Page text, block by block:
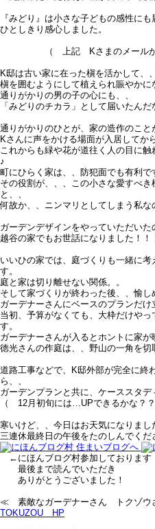
『みどり』は小さな子どもの感性にも
ひとしきり感心しました。
（ 上記 Kさまのメールから
K邸は古い家に在った槇を活かして、
槇を囲むようにして植えられ賑やかに
通りがかりの男の子の心にも、、
「みどりのチカラ」として届いたん
通りがかりのひとが、家の造作のこと
Kさんに声をかける場面が入居してか
これからも緑や花が道往く人の目に
♪
町にひらく家は、、防犯面でも有利で
その役割が、、、この小さな愛すべ
と、、
何故か、、ニンマリとしてしまう私な
ガーデンデザインをやっていただいた
越谷の家でもお世話になりました！！
いいひの家では、庭づくりも一緒に
す。
庭と家は切り離せない関係。。
そして家づくりが終わった後、、愉
ガーデナーさんにベースのプランだ
当初、予算がなくても、大枠だけや
す。
ガーデナーさんが入るとホントに家が
徳光さんの作庭は、、野山の一角を切
道路工事などで、K邸外部が完全に終
ら、、
ガーデンプランと共に、ケーススタデ
（ 12月初旬には…UPできるかな？
寒いけど、、今日はお天気になりまし
三連休最終日の午後をたのしんでく
←にほんブログ村参加しております
最後まで読んでいただき
ありがとうございました！
≪ 素敵なガーデナーさん トクゾウ
TOKUZOU HP